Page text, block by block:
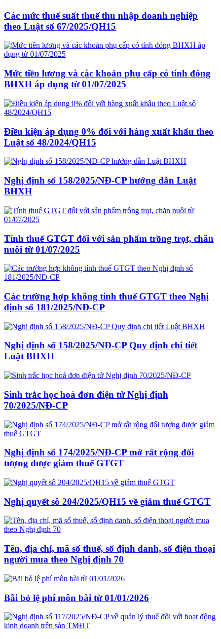
Các mức thuế suất thuế thu nhập doanh nghiệp
theo Luật số 67/2025/QH15
Mức tiền lương và các khoản phụ cấp có tính đóng
BHXH áp dụng từ 01/07/2025
Điều kiện áp dụng 0% đối với hàng xuất khẩu theo
Luật số 48/2024/QH15
Nghị định số 158/2025/NĐ-CP hướng dẫn Luật
BHXH
Tính thuế GTGT đối với sản phẩm trồng trọt, chăn
nuôi từ 01/07/2025
Các trường hợp không tính thuế GTGT theo Nghị
định số 181/2025/NĐ-CP
Nghị định số 158/2025/NĐ-CP Quy định chi tiết
Luật BHXH
Sinh trắc học hoá đơn điện tử Nghị định
70/2025/NĐ-CP
Nghị định số 174/2025/NĐ-CP mở rất rộng đối
tượng được giảm thuế GTGT
Nghị quyết sô 204/2025/QH15 về giảm thuế GTGT
Tên, địa chỉ, mã số thuế, số định danh, số điện thoại
người mua theo Nghị định 70
Bãi bỏ lệ phí môn bài từ 01/01/2026